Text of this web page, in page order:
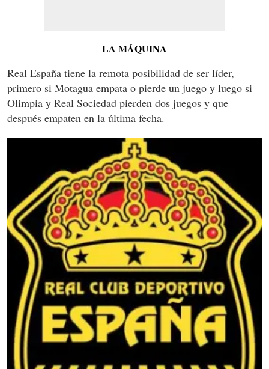
LA MÁQUINA
Real España tiene la remota posibilidad de ser líder,
primero si Motagua empata o pierde un juego y luego si
Olimpia y Real Sociedad pierden dos juegos y que
después empaten en la última fecha.